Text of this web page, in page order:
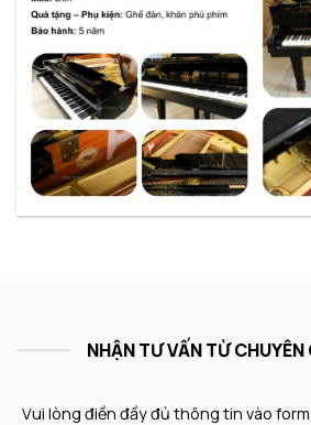
NHẬN TƯ VẤN TỪ
Vui lòng điền đầy đủ thông tin vào